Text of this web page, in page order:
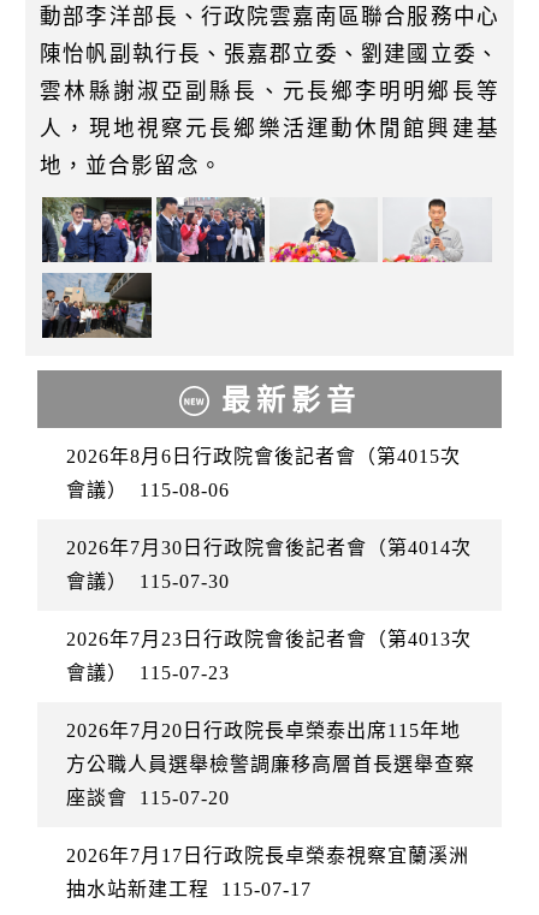
動部李洋部長、行政院雲嘉南區聯合服務中心
陳怡帆副執行長、張嘉郡立委、劉建國立委、
雲林縣謝淑亞副縣長、元長鄉李明明鄉長等
人，現地視察元長鄉樂活運動休閒館興建基
地，並合影留念。
最新影音
2026年8月6日行政院會後記者會（第4015次
會議）
115-08-06
2026年7月30日行政院會後記者會（第4014次
會議）
115-07-30
2026年7月23日行政院會後記者會（第4013次
會議）
115-07-23
2026年7月20日行政院長卓榮泰出席115年地
方公職人員選舉檢警調廉移高層首長選舉查察
座談會
115-07-20
2026年7月17日行政院長卓榮泰視察宜蘭溪洲
抽水站新建工程
115-07-17